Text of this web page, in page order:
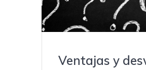
Ventajas y